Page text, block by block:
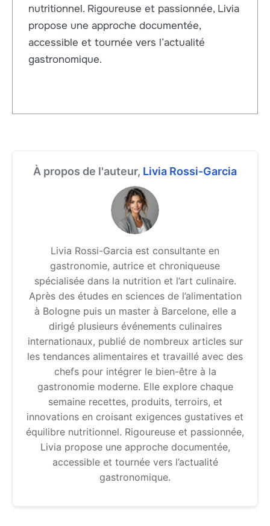
nutritionnel. Rigoureuse et passionnée, Livia
propose une approche documentée,
accessible et tournée vers l’actualité
gastronomique.
À propos de l'auteur, Livia Rossi-Garcia
Livia Rossi-Garcia est consultante en
gastronomie, autrice et chroniqueuse
spécialisée dans la nutrition et l’art culinaire.
Après des études en sciences de l’alimentation
à Bologne puis un master à Barcelone, elle a
dirigé plusieurs événements culinaires
internationaux, publié de nombreux articles sur
les tendances alimentaires et travaillé avec des
chefs pour intégrer le bien-être à la
gastronomie moderne. Elle explore chaque
semaine recettes, produits, terroirs, et
innovations en croisant exigences gustatives et
équilibre nutritionnel. Rigoureuse et passionnée,
Livia propose une approche documentée,
accessible et tournée vers l’actualité
gastronomique.